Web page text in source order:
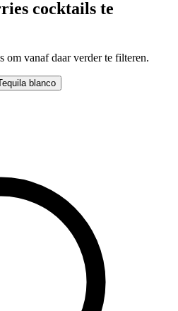
cocktails te
om vanaf daar verder te filteren.
blanco